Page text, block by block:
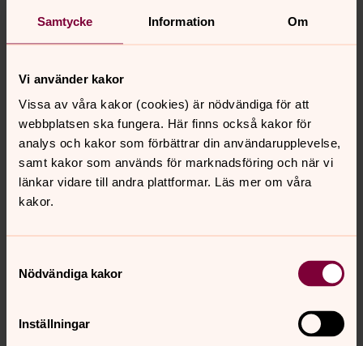
Samtycke Information Om
Vi använder kakor
Vissa av våra kakor (cookies) är nödvändiga för att
webbplatsen ska fungera. Här finns också kakor för
analys och kakor som förbättrar din användarupplevelse,
samt kakor som används för marknadsföring och när vi
länkar vidare till andra plattformar. Läs mer om våra
kakor.
Nödvändiga kakor
Inställningar
Datum:
Gamla testamentet: vårterminen, årskurs 4
Nya testamentet: höstterminen, årskurs 5
Kostnad:Besöken är kostnadsfria för skolorna
Kontakt:Veronica Hedblom,026-29 02 39,
veronica.hedblom@svenskakyrkan.se